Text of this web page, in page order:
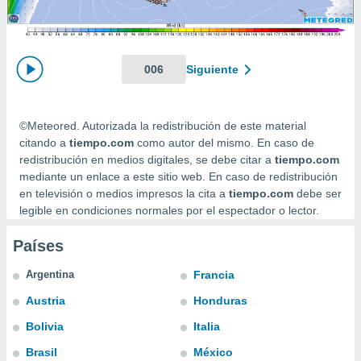
permite
seguir
botón
a la
la
todas
ya sean
nos
y análisis
así como
perfil
y
CONFIGURACIÓN
006 Siguiente
©Meteored. Autorizada la redistribución de este material
citando a tiempo.com como autor del mismo. En caso de
redistribución en medios digitales, se debe citar a tiempo.com
mediante un enlace a este sitio web. En caso de redistribución
en televisión o medios impresos la cita a tiempo.com debe ser
legible en condiciones normales por el espectador o lector.
Países
Argentina
Austria
Bolivia
Brasil
Francia
Honduras
Italia
México